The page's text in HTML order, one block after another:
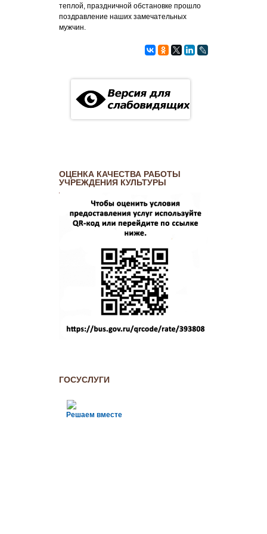
теплой, праздничной обстановке прошло
поздравление наших замечательных
мужчин.
ОЦЕНКА КАЧЕСТВА РАБОТЫ
УЧРЕЖДЕНИЯ КУЛЬТУРЫ
ГОСУСЛУГИ
Решаем вместе